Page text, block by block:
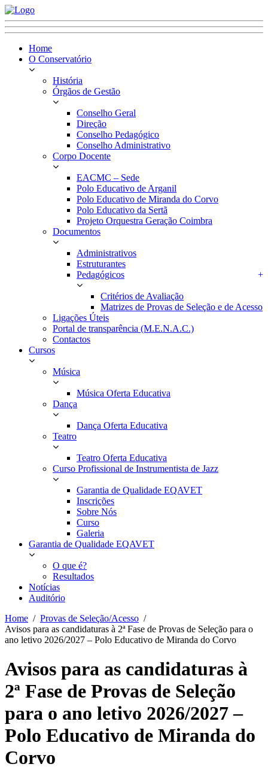
Home
O Conservatório
História
Órgãos de Gestão
Conselho Geral
Direção
Conselho Pedagógico
Conselho Administrativo
Corpo Docente
EACMC – Sede
Polo Educativo de Arganil
Polo Educativo de Miranda do Corvo
Polo Educativo da Sertã
Projeto Orquestra Geração Coimbra
Documentos
Administrativos
Estruturantes
Pedagógicos
+
Critérios de Avaliação
Matrizes de Provas de Seleção e de Acesso
Ligações Úteis
Portal de transparência (M.E.N.A.C.)
Contactos
Cursos
Música
Música Oferta Educativa
Dança
Dança Oferta Educativa
Teatro
Teatro Oferta Educativa
Curso Profissional de Instrumentista de Jazz
Garantia de Qualidade EQAVET
Inscrições
Sobre Nós
Curso
Galeria
Garantia de Qualidade EQAVET
O que é?
Resultados
Notícias
Auditório
Home
Provas de Seleção/Acesso
Avisos para as candidaturas à 2ª Fase de Provas de Seleção para o
ano letivo 2026/2027 – Polo Educativo de Miranda do Corvo
Avisos para as candidaturas à
2ª Fase de Provas de Seleção
para o ano letivo 2026/2027 –
Polo Educativo de Miranda do
Corvo